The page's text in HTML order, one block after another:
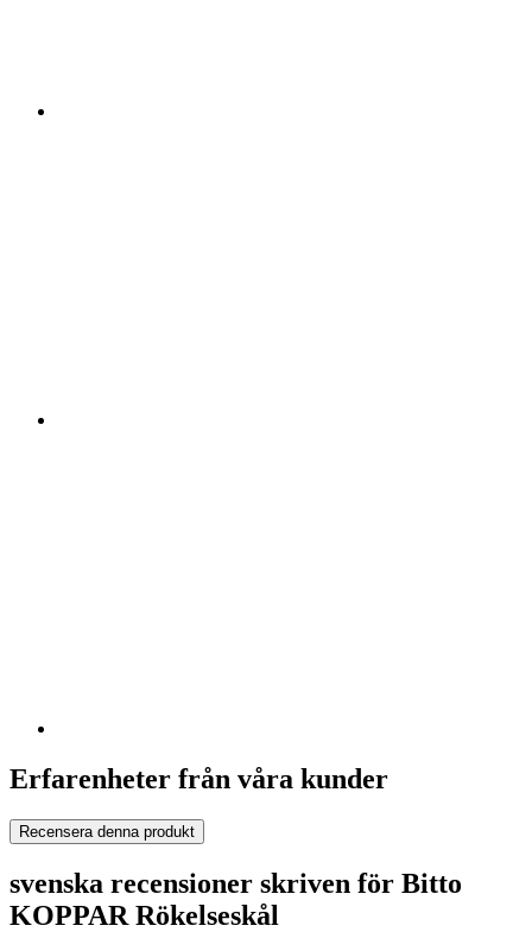
Erfarenheter från våra kunder
Recensera denna produkt
svenska recensioner skriven för Bitto
KOPPAR Rökelseskål